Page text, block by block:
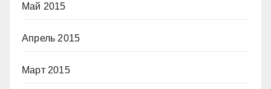
Май 2015
Апрель 2015
Март 2015